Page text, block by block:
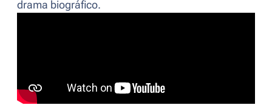
drama biográfico.